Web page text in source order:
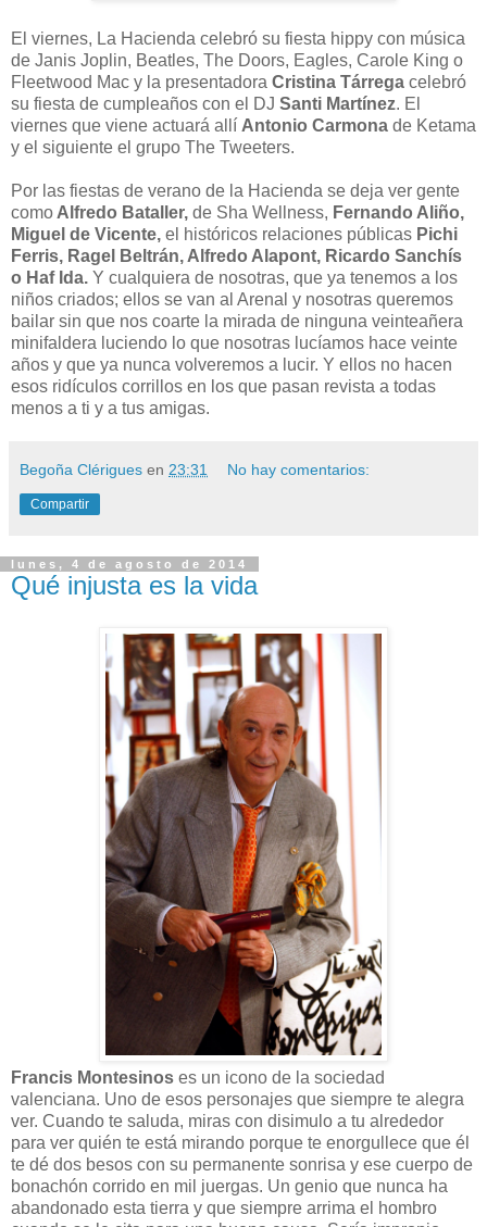
El viernes, La Hacienda celebró su fiesta hippy con música
de Janis Joplin, Beatles, The Doors, Eagles, Carole King o
Fleetwood Mac y la presentadora Cristina Tárrega celebró
su fiesta de cumpleaños con el DJ Santi Martínez. El
viernes que viene actuará allí Antonio Carmona de Ketama
y el siguiente el grupo The Tweeters.
Por las fiestas de verano de la Hacienda se deja ver gente
como Alfredo Bataller, de Sha Wellness, Fernando Aliño,
Miguel de Vicente, el históricos relaciones públicas Pichi
Ferris, Ragel Beltrán, Alfredo Alapont, Ricardo Sanchís
o Haf Ida. Y cualquiera de nosotras, que ya tenemos a los
niños criados; ellos se van al Arenal y nosotras queremos
bailar sin que nos coarte la mirada de ninguna veinteañera
minifaldera luciendo lo que nosotras lucíamos hace veinte
años y que ya nunca volveremos a lucir. Y ellos no hacen
esos ridículos corrillos en los que pasan revista a todas
menos a ti y a tus amigas.
Begoña Clérigues en 23:31 No hay comentarios:
Compartir
lunes, 4 de agosto de 2014
Qué injusta es la vida
Francis Montesinos es un icono de la sociedad
valenciana. Uno de esos personajes que siempre te alegra
ver. Cuando te saluda, miras con disimulo a tu alrededor
para ver quién te está mirando porque te enorgullece que él
te dé dos besos con su permanente sonrisa y ese cuerpo de
bonachón corrido en mil juergas. Un genio que nunca ha
abandonado esta tierra y que siempre arrima el hombro